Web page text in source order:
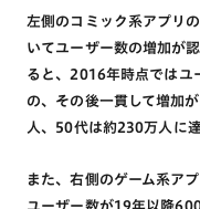
左側のコミック系アプリ
いてユーザー数の増加が
ると、2016年時点ではユ
の、その後一貫して増加
人、50代は約230万人に達
また、右側のゲーム系ア
ユーザー数が19年以降